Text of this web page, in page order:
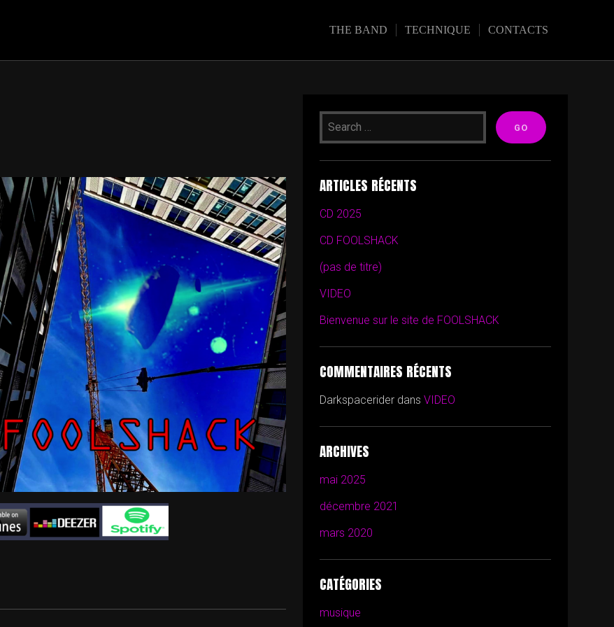
THE BAND TECHNIQUE CONTACTS
ARTICLES RÉCENTS
CD 2025
CD FOOLSHACK
(pas de titre)
VIDEO
Bienvenue sur le site de FOOLSHACK
COMMENTAIRES RÉCENTS
Darkspacerider dansVIDEO
ARCHIVES
mai 2025
décembre 2021
mars 2020
CATÉGORIES
musique